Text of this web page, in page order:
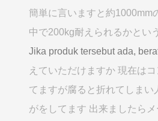
簡単に言いますと約1000mm
中で200kg耐えられるかとい
Jika produk tersebut ada,
えていただけますか 現在は
てますが腐ると折れてしまい
がをしてます 出来ましたら